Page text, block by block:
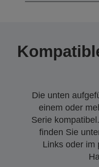
Die unten
einem oder
Serie
finden Sie
Links oder im